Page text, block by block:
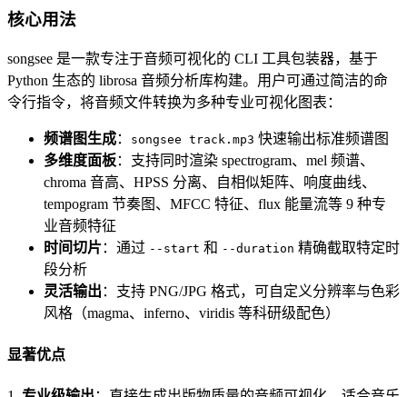
核心用法
songsee 是一款专注于音频可视化的 CLI 工具包装器，基于
Python 生态的 librosa 音频分析库构建。用户可通过简洁的命
令行指令，将音频文件转换为多种专业可视化图表：
频谱图生成： songsee track.mp3 快速输出标准频谱图
多维度面板：支持同时渲染 spectrogram、mel 频谱、
chroma 音高、HPSS 分离、自相似矩阵、响度曲线、
tempogram 节奏图、MFCC 特征、flux 能量流等 9 种专
业音频特征
时间切片：通过 --start 和 --duration 精确截取特定时
段分析
灵活输出 ：支持 PNG/JPG 格式，可自定义分辨率与色彩
风格（magma、inferno、viridis 等科研级配色）
显著优点